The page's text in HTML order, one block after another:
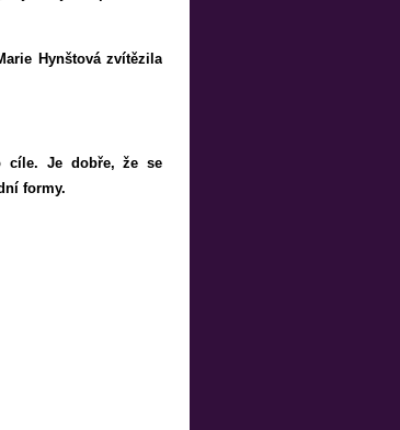
Hynštová zvítězila
cíle. Je dobře, že se
formy.